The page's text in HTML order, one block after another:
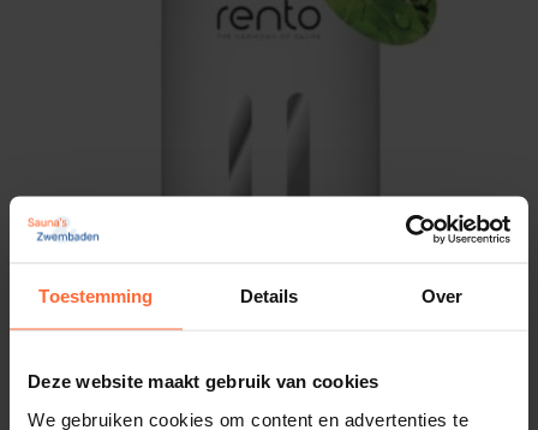
Toestemming Details Over
Deze website maakt gebruik van cookies
We gebruiken cookies om content en advertenties te